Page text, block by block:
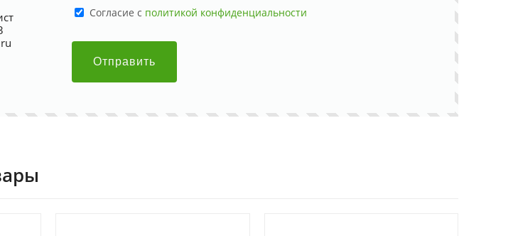
Скидка на всю печатную продукцию
Cогласие с политикой конфиденциальности
Отправить